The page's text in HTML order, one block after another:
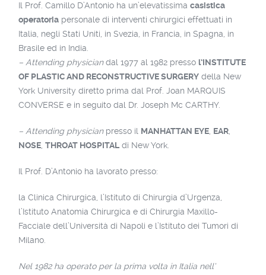
Il Prof. Camillo D’Antonio ha un’elevatissima casistica
operatoriapersonale di interventi chirurgici effettuati in
Italia, negli Stati Uniti, in Svezia, in Francia, in Spagna, in
Brasile ed in India.
– Attending physiciandal 1977 al 1982 presso l’INSTITUTE
OF PLASTIC AND RECONSTRUCTIVE SURGERYdella New
York University diretto prima dal Prof. Joan MARQUIS
CONVERSE e in seguito dal Dr. Joseph Mc CARTHY.
– Attending physicianpresso il MANHATTAN EYE, EAR,
NOSE, THROAT HOSPITALdi New York.
Il Prof. D’Antonio ha lavorato presso:
la Clinica Chirurgica, l’Istituto di Chirurgia d’Urgenza,
l’Istituto Anatomia Chirurgica e di Chirurgia Maxillo-
Facciale dell’Università di Napoli e l’Istituto dei Tumori di
Milano.
Nel 1982 ha operato per la prima volta in Italia nell’